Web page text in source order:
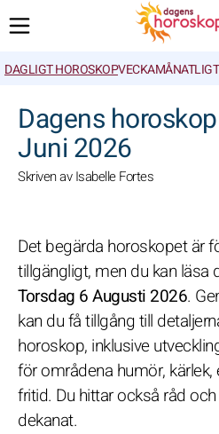
DAGLIGT HOROSKOPVECKAMÅNATLIGT
Dagens
Juni 2026
Skriven av Isabelle Fortes
Det begärda horoskopet är
tillgängligt, men du kan
Torsdag 6 Augusti 2026.
kan du få tillgång till
horoskop, inklusive
för områdena humör,
fritid. Du hittar också råd
dekanat.